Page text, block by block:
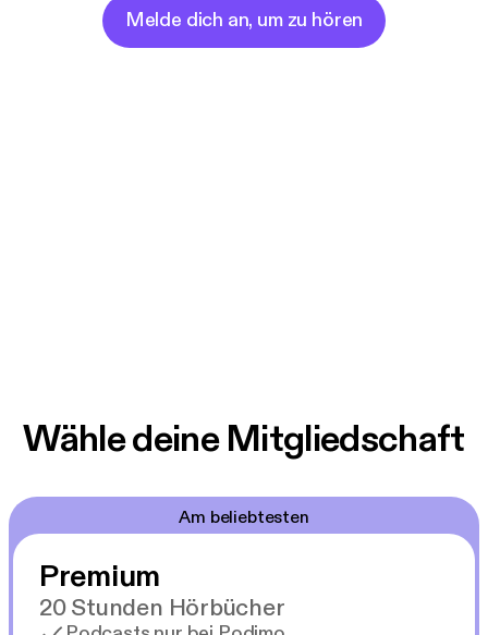
Melde dich an, um zu hören
Wähle deine Mitgliedschaft
Am beliebtesten
Premium
20 Stunden Hörbücher